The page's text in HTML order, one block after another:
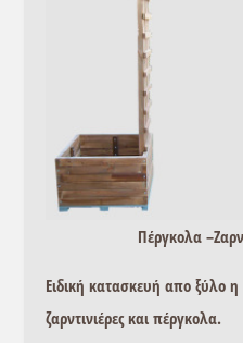
Πέργκολα
Ειδική κατασκευή απο ξύλο
ζαρντινιέρες και πέργκολα.